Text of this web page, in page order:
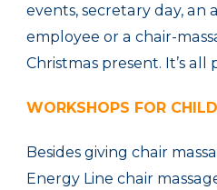
events, secretary day, an
employee or a chair-
Christmas present. It’s all
WORKSHOPS FOR
Besides giving chair
Energy Line chair